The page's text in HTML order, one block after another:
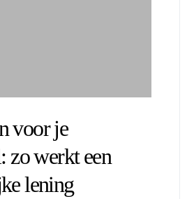
voor je
zo werkt een
lening